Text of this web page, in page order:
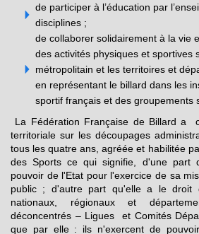
de participer à l’éducation par
disciplines ;
de collaborer solidairement à la vie
des activités physiques et sportives
métropolitain et les territoires et
en représentant le billard dans les
sportif français et des groupements
La Fédération Française de Billard a
territoriale sur les découpages
tous les quatre ans, agréée et habilitée
des Sports ce qui signifie, d'une part
pouvoir de l'Etat pour l'exercice de sa
public ; d'autre part qu'elle a le droit
nationaux, régionaux et
déconcentrés – Ligues et Comités
que par elle : ils n'exercent de